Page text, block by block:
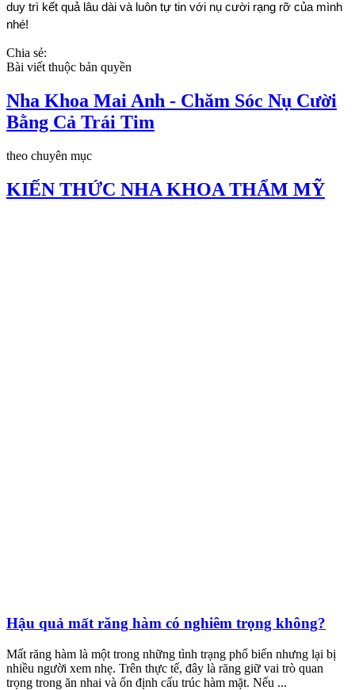
duy trì kết quả lâu dài và luôn tự tin với nụ cười rạng rỡ của mình
nhé!
Chia sẻ:
Bài viết thuộc bản quyền
Nha Khoa Mai Anh - Chăm Sóc Nụ Cười
Bằng Cả Trái Tim
theo chuyên mục
KIẾN THỨC NHA KHOA THẨM MỸ
Hậu quả mất răng hàm có nghiêm trọng không?
Mất răng hàm là một trong những tình trạng phổ biến nhưng lại bị
nhiều người xem nhẹ. Trên thực tế, đây là răng giữ vai trò quan
trọng trong ăn nhai và ổn định cấu trúc hàm mặt. Nếu ...